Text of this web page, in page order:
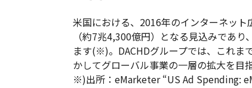
米国における、2016年のインターネッ
（約7兆4,300億円）となる見込みであ
ます(※)。DACHDグループでは、これま
かしてグローバル事業の一層の拡大を目
※)出所：eMarketer “US Ad Spending: